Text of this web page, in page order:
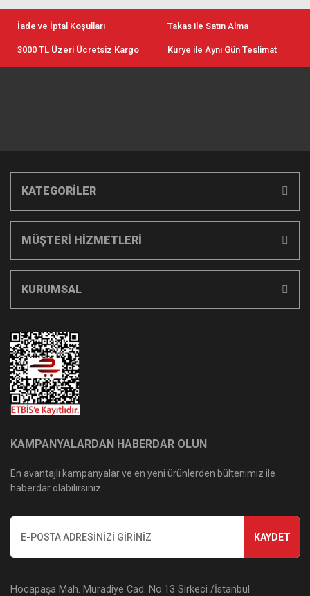
İade ve İptal Koşulları Takas ile Satın Alma
3000 TL Üzeri Ücretsiz Kargo Kurye ile Aynı Gün Teslimat
KATEGORİLER
MÜŞTERİ HİZMETLERİ
KURUMSAL
KAMPANYALARDAN HABERDAR OLUN
En avantajlı kampanyalar ve en yeni ürünlerden bültenimiz ile
haberdar olabilirsiniz.
KAYDET
Hocapaşa Mah. Muradiye Cad. No:13 Sirkeci /İstanbul